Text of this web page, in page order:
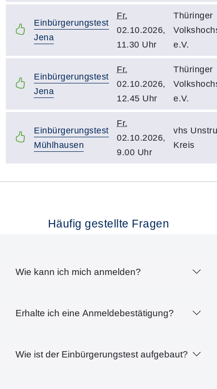
Einbürgerungstest
Jena
Fr.
02.10.2026,
11.30 Uhr
Thüringer
e.V.
Einbürgerungstest
Jena
Fr.
02.10.2026,
12.45 Uhr
Thüringer
e.V.
Einbürgerungstest
Mühlhausen
Fr.
02.10.2026,
9.00 Uhr
vhs
Kreis
Häufig gestellte Fragen
Wie kann ich mich anmelden?
Erhalte ich eine Anmeldebestätigung?
Wie ist der Einbürgerungstest aufgebaut?